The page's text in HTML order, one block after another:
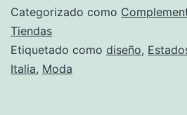
Categorizado como
Tiendas
Etiquetado como diseño,
Italia, Moda